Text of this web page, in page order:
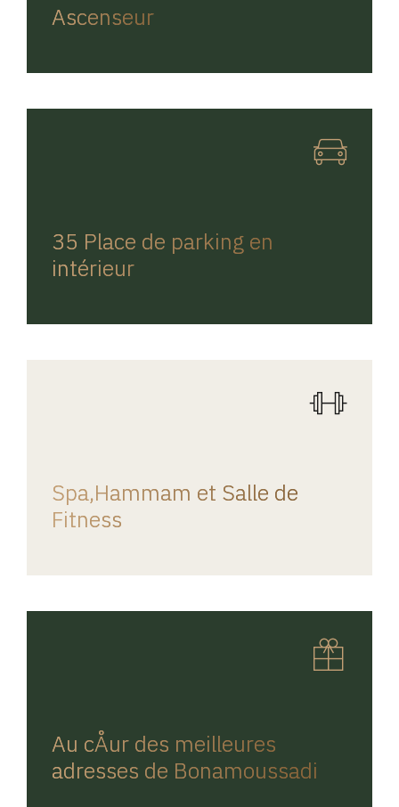
Ascenseur
35 Place de parking en
intérieur
Spa,Hammam et Salle de
Fitness
Au cÅur des meilleures
adresses de Bonamoussadi